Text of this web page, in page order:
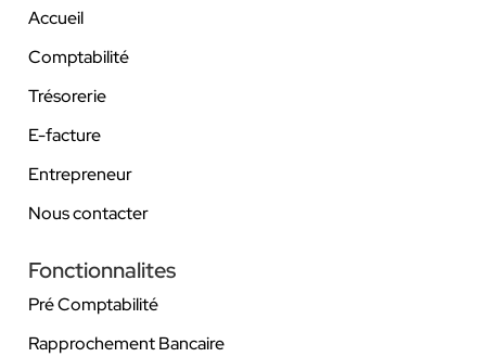
Accueil
Comptabilité
Trésorerie
E-facture
Entrepreneur
Nous contacter
Fonctionnalites
Pré Comptabilité
Rapprochement Bancaire